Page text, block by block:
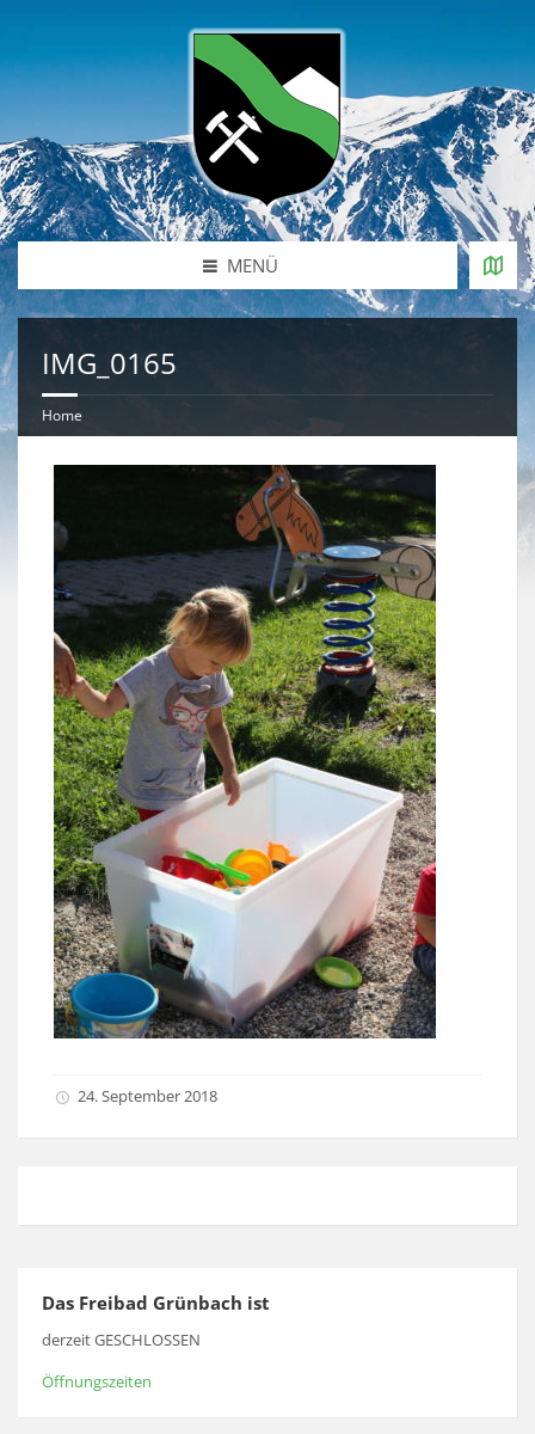
MENÜ
IMG_0165
Home
24. September 2018
Das Freibad Grünbach ist
derzeit GESCHLOSSEN
Öffnungszeiten